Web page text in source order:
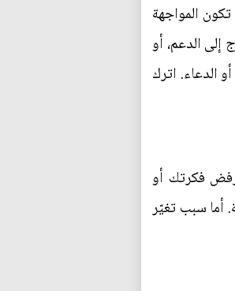
المواجهة
إلى الدعم، أو
الدعاء. اترك
فكرتك أو
أما سبب تغيّر